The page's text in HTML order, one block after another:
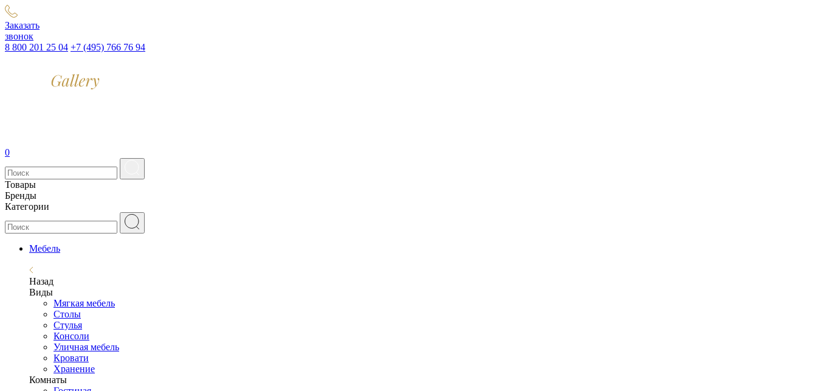
Заказать
звонок
8 800 201 25 04 +7 (495) 766 76 94
0
Товары
Бренды
Категории
Мебель
Назад
Виды
Мягкая мебель
Столы
Стулья
Консоли
Уличная мебель
Кровати
Хранение
Комнаты